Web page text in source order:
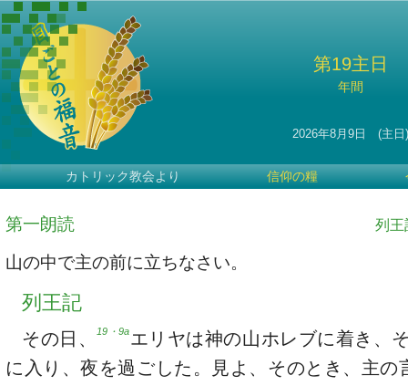
第19主日
年間
2026年8月9日 (主日)
カトリック教会より 信仰の糧
第一朗読 列王
山の中で主の前に立ちなさい。
列王記
その日、19・9aエリヤは神の山ホレブに着き、
に入り、夜を過ごした。見よ、そのとき、主の